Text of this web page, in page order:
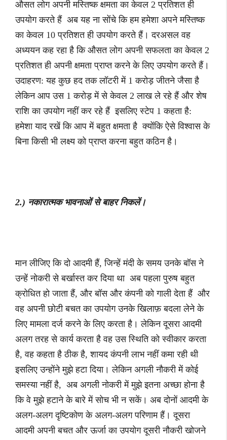
औसत लोग अपनी मस्तिष्क क्षमता का केवल 2 प्रतिशत ही
उपयोग करते हैं अब यह ना सोंचे कि हम हमेशा अपने मस्तिष्क
का केवल 10 प्रतिशत ही उपयोग करते हैं। दरअसल वह
अध्ययन कह रहा है कि औसत लोग अपनी सफलता का केवल 2
प्रतिशत ही अपनी क्षमता प्राप्त करने के लिए उपयोग करते हैं।
उदाहरण: यह कुछ हद तक लॉटरी में 1 करोड़ जीतने जैसा है
लेकिन आप उस 1 करोड़ में से केवल 2 लाख ले रहे हैं और शेष
राशि का उपयोग नहीं कर रहे हैं इसलिए स्टेप 1 कहता है:
हमेशा याद रखें कि आप में बहुत क्षमता है क्योंकि ऐसे विश्वास के
बिना किसी भी लक्ष्य को प्राप्त करना बहुत कठिन है।
2.) नकारात्मक भावनाओं से बाहर निकलें।
मान लीजिए कि दो आदमी हैं, जिन्हें मंदी के समय उनके बॉस ने
उन्हें नोकरी से बर्खास्त कर दिया था अब पहला पुरुष बहुत
क्रोधित हो जाता हैं, और बॉस और कंपनी को गाली देता हैं और
वह अपनी छोटी बचत का उपयोग उनके खिलाफ़ बदला लेने के
लिए मामला दर्ज करने के लिए करता है। लेकिन दूसरा आदमी
अलग तरह से कार्य करता है वह उस स्थिति को स्वीकार करता
है, वह कहता है ठीक है, शायद कंपनी लाभ नहीं कमा रही थी
इसलिए उन्होंने मुझे हटा दिया। लेकिन अगली नौकरी में कोई
समस्या नहीं है, अब अगली नोकरी में मुझे इतना अच्छा होना है
कि वे मुझे हटाने के बारे में सोच भी न सकें। अब दोनों आदमी के
अलग-अलग दृष्टिकोण के अलग-अलग परिणाम हैं। दूसरा
आदमी अपनी बचत और ऊर्जा का उपयोग दूसरी नौकरी खोजने